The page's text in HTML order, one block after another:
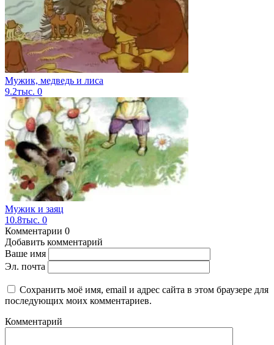
Мужик, медведь и лиса
9.2тыс. 0
Мужик и заяц
10.8тыс. 0
Комментарии 0
Добавить комментарий
Ваше имя
Эл. почта
Сохранить моё имя, email и адрес сайта в этом браузере для
последующих моих комментариев.
Комментарий